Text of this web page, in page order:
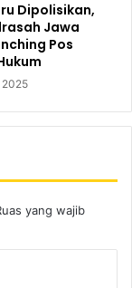
Dipolisikan,
Jawa
Pos
2025
yang wajib